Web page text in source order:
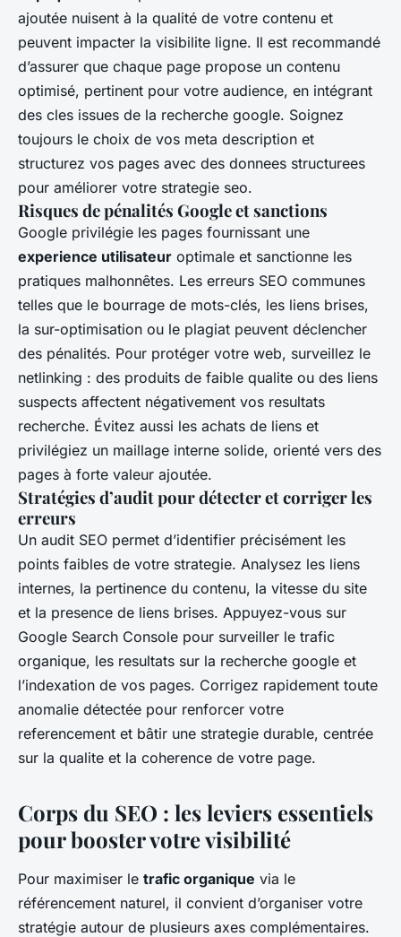
ajoutée nuisent à la qualité de votre contenu et
peuvent impacter la visibilite ligne. Il est recommandé
d’assurer que chaque page propose un contenu
optimisé, pertinent pour votre audience, en intégrant
des cles issues de la recherche google. Soignez
toujours le choix de vos meta description et
structurez vos pages avec des donnees structurees
pour améliorer votre strategie seo.
Risques de pénalités Google et sanctions
Google privilégie les pages fournissant une
experience utilisateur optimale et sanctionne les
pratiques malhonnêtes. Les erreurs SEO communes
telles que le bourrage de mots-clés, les liens brises,
la sur-optimisation ou le plagiat peuvent déclencher
des pénalités. Pour protéger votre web, surveillez le
netlinking : des produits de faible qualite ou des liens
suspects affectent négativement vos resultats
recherche. Évitez aussi les achats de liens et
privilégiez un maillage interne solide, orienté vers des
pages à forte valeur ajoutée.
Stratégies d’audit pour détecter et corriger les
erreurs
Un audit SEO permet d’identifier précisément les
points faibles de votre strategie. Analysez les liens
internes, la pertinence du contenu, la vitesse du site
et la presence de liens brises. Appuyez-vous sur
Google Search Console pour surveiller le trafic
organique, les resultats sur la recherche google et
l’indexation de vos pages. Corrigez rapidement toute
anomalie détectée pour renforcer votre
referencement et bâtir une strategie durable, centrée
sur la qualite et la coherence de votre page.
Corps du SEO : les leviers essentiels
pour booster votre visibilité
Pour maximiser le trafic organique via le
référencement naturel, il convient d’organiser votre
stratégie autour de plusieurs axes complémentaires.